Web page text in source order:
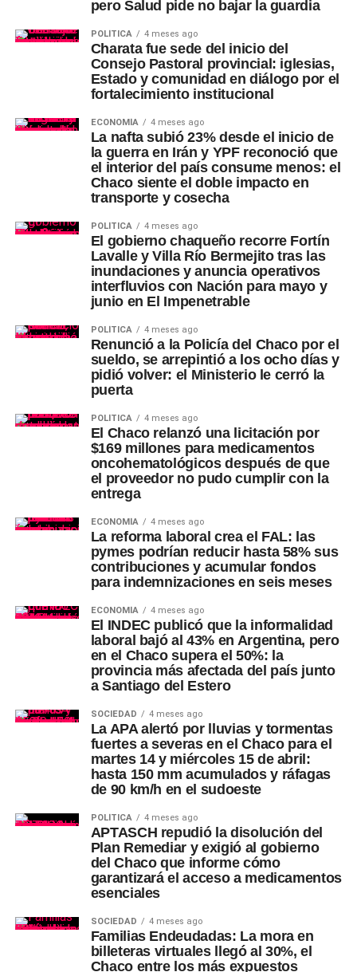
pero Salud pide no bajar la guardia
POLÍTICA 4 meses ago
Charata fue sede del inicio del
Consejo Pastoral provincial: iglesias,
Estado y comunidad en diálogo por el
fortalecimiento institucional
ECONOMÍA 4 meses ago
La nafta subió 23% desde el inicio de
la guerra en Irán y YPF reconoció que
el interior del país consume menos: el
Chaco siente el doble impacto en
transporte y cosecha
POLÍTICA 4 meses ago
El gobierno chaqueño recorre Fortín
Lavalle y Villa Río Bermejito tras las
inundaciones y anuncia operativos
interfluvios con Nación para mayo y
junio en El Impenetrable
POLÍTICA 4 meses ago
Renunció a la Policía del Chaco por el
sueldo, se arrepintió a los ocho días y
pidió volver: el Ministerio le cerró la
puerta
POLÍTICA 4 meses ago
El Chaco relanzó una licitación por
$169 millones para medicamentos
oncohematológicos después de que
el proveedor no pudo cumplir con la
entrega
ECONOMÍA 4 meses ago
La reforma laboral crea el FAL: las
pymes podrían reducir hasta 58% sus
contribuciones y acumular fondos
para indemnizaciones en seis meses
ECONOMÍA 4 meses ago
El INDEC publicó que la informalidad
laboral bajó al 43% en Argentina, pero
en el Chaco supera el 50%: la
provincia más afectada del país junto
a Santiago del Estero
SOCIEDAD 4 meses ago
La APA alertó por lluvias y tormentas
fuertes a severas en el Chaco para el
martes 14 y miércoles 15 de abril:
hasta 150 mm acumulados y ráfagas
de 90 km/h en el sudoeste
POLÍTICA 4 meses ago
APTASCH repudió la disolución del
Plan Remediar y exigió al gobierno
del Chaco que informe cómo
garantizará el acceso a medicamentos
esenciales
SOCIEDAD 4 meses ago
Familias Endeudadas: La mora en
billeteras virtuales llegó al 30%, el
Chaco entre los más expuestos